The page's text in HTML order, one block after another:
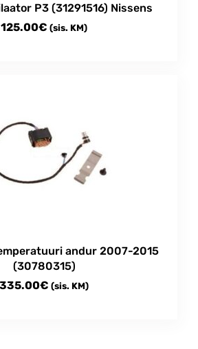
P3 (31291516) Nissens
125.00€ (sis. KM)
andur 2007-2015
(30780315)
335.00€ (sis. KM)